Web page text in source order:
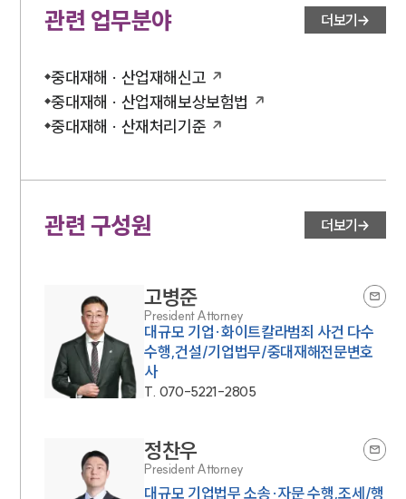
관련 업무분야 더보기
중대재해 · 산업재해신고
중대재해 · 산업재해보상보험법
중대재해 · 산재처리기준
관련 구성원 더보기
고병준
President Attorney
대규모 기업·화이트칼라범죄 사건 다수
수행,건설/기업법무/중대재해전문변호
사
T. 070-5221-2805
정찬우
President Attorney
대규모 기업법무 소송·자문 수행,조세/행